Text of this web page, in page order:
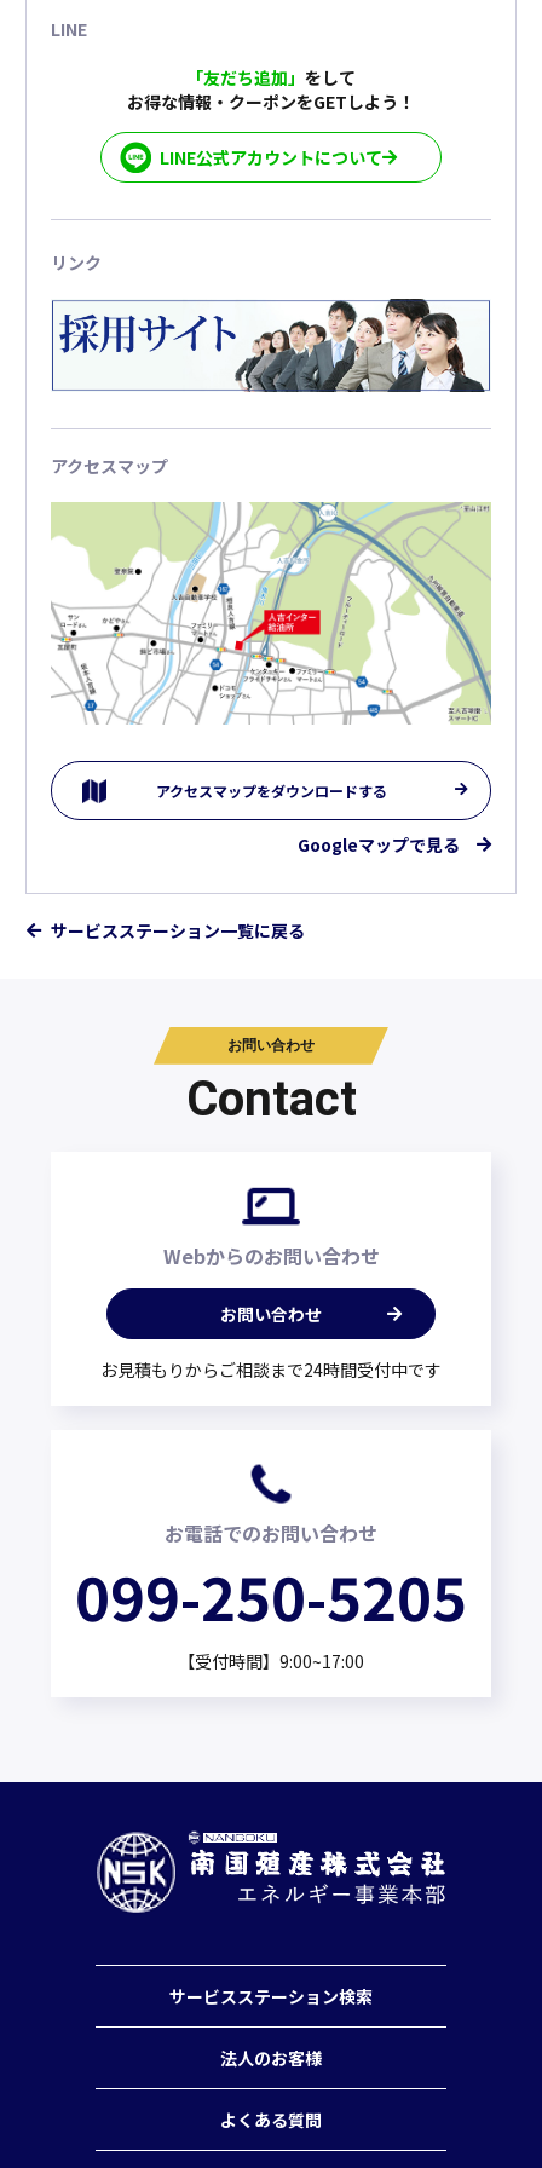
LINE
「友だち追加」 をして
お得な情報・クーポンをGETしよう！
LINE公式アカウントについて
リンク
アクセスマップ
アクセスマップをダウンロードする
Googleマップで見る
サービスステーション一覧に戻る
お問い合わせ
Contact
Webからのお問い合わせ
お問い合わせ
お見積もりからご相談まで24時間受付中です
お電話でのお問い合わせ
099-250-5205
【受付時間】9:00~17:00
サービスステーション検索
法人のお客様
よくある質問